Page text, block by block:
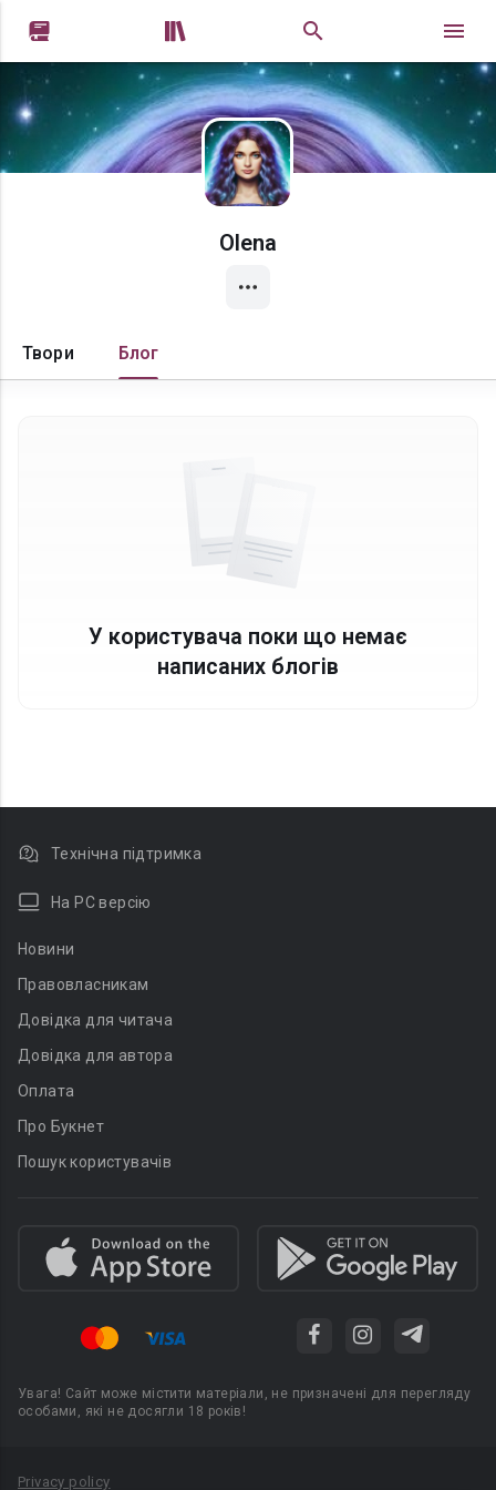
 
Olena
Твори Блог
У користувача поки що немає
написаних блогів
Технічна підтримка
На PC версію
Новини
Правовласникам
Довідка для читача
Довідка для автора
Оплата
Про Букнет
Пошук користувачів
Увага! Сайт може містити матеріали, не призначені для перегляду
особами, які не досягли 18 років!
Privacy policy